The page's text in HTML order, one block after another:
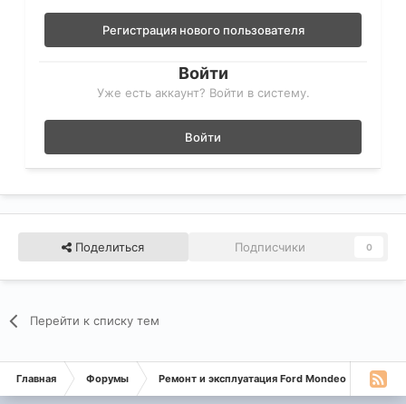
Регистрация нового пользователя
Войти
Уже есть аккаунт? Войти в систему.
Войти
Поделиться Подписчики 0
Перейти к списку тем
Главная Форумы Ремонт и эксплуатация Ford Mondeo